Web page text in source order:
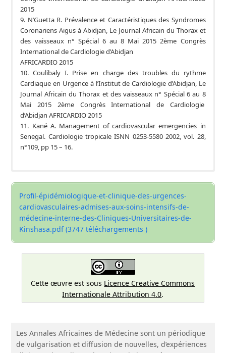
2015
9. N’Guetta R. Prévalence et Caractéristiques des Syndromes
Coronariens Aigus à Abidjan, Le Journal Africain du Thorax et
des vaisseaux n° Spécial 6 au 8 Mai 2015 2ème Congrès
International de Cardiologie d’Abidjan
AFRICARDIO 2015
10. Coulibaly I. Prise en charge des troubles du rythme
Cardiaque en Urgence à l’Institut de Cardiologie d’Abidjan, Le
Journal Africain du Thorax et des vaisseaux n° Spécial 6 au 8
Mai 2015 2ème Congrès International de Cardiologie
d’Abidjan AFRICARDIO 2015
11. Kané A. Management of cardiovascular emergencies in
Senegal. Cardiologie tropicale ISNN 0253-5580 2002, vol. 28,
n°109, pp 15 – 16.
Profil-épidémiologique-et-clinique-des-urgences-
cardiovasculaires-admises-aux-soins-intensifs-de-
médecine-interne-des-Cliniques-Universitaires-de-
Kinshasa.pdf (3747 téléchargements )
Cette œuvre est sous Licence Creative Commons
Internationale Attribution 4.0.
Les Annales Africaines de Médecine sont un périodique
de vulgarisation et diffusion de nouvelles, d’expériences